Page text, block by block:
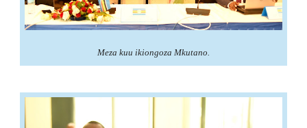
Meza kuu ikiongoza Mkutano.